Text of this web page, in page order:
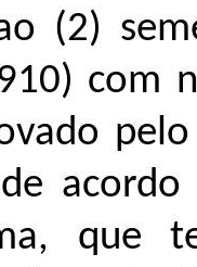
(2)
) com
que